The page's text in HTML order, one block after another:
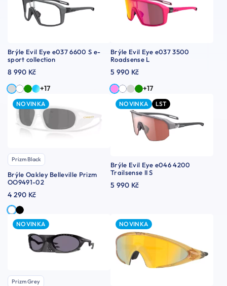
Brýle Evil Eye e037 6600 S e-
sport collection
8 990 Kč
+17
Brýle Evil Eye e037 3500
Roadsense L
5 990 Kč
+17
NOVINKA
Prizm Black
Brýle Oakley Belleville Prizm
OO9491-02
4 290 Kč
NOVINKA LST
Brýle Evil Eye e046 4200
Trailsense II S
5 990 Kč
NOVINKA
Prizm Grey
NOVINKA